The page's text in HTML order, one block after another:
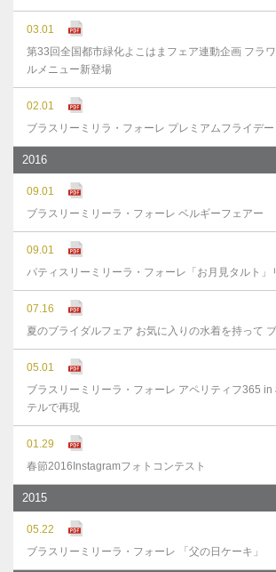
03.01
第33回全国都市緑化よこはまフェア連動企画 フラ
ルメニュー新登場
02.01
ブラスリーミリラ・フォーレ プレミアムフライデー
2016
09.01
ブラスリーミリーラ・フォーレ ベルギーフェアー
09.01
パティスリーミリーラ・フォーレ「お月見タルト」
07.16
夏のブライダルフェア お気に入りの水着を持って
05.01
ブラスリーミリーラ・フォーレ アペリティフ365 in
テルで再現
01.29
春節2016Instagramフォトコンテスト
2015
05.22
ブラスリーミリーラ・フォーレ 「父の日ケーキ」